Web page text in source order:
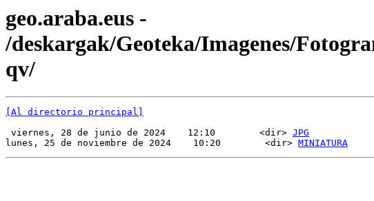
geo.araba.eus -
/deskargak/Geoteka/Imagenes/
qv/
[Al directorio principal]
viernes, 28 de junio de 2024    12:10        <dir> JPG
lunes, 25 de noviembre de 2024    10:20        <dir> MINIATURA